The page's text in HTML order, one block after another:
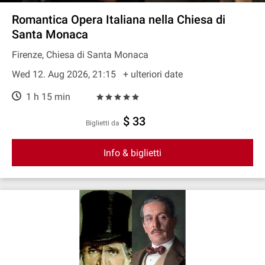
Romantica Opera Italiana nella Chiesa di
Santa Monaca
Firenze, Chiesa di Santa Monaca
Wed 12. Aug 2026, 21:15
+ ulteriori date
1 h 15 min
Biglietti da $ 33
Info & biglietti